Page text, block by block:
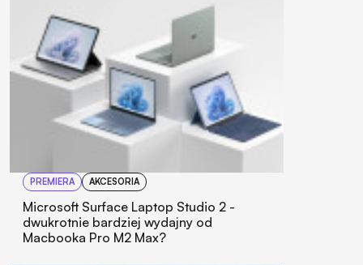
PREMIERA AKCESORIA
Microsoft Surface Laptop Studio 2 -
dwukrotnie bardziej wydajny od
Macbooka Pro M2 Max?